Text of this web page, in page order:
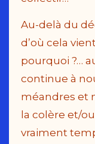
Au-delà du
d’où cela
pourquoi ?…
continue à
méandres et
la colère et/
vraiment